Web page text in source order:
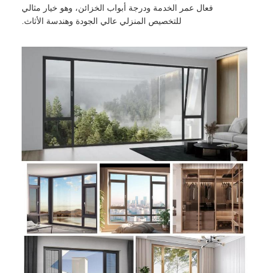
فعال عمر الخدمة ودرجة أبواب الخزائن، وهو خيار مثالي
للتخصيص المنزلي عالي الجودة وهندسة الأثاث.